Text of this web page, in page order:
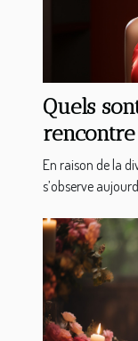
Quels
En raison de la
s’observe